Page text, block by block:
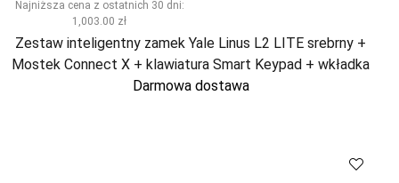
Najniższa cena z ostatnich 30 dni:
1,003.00 zł
Zestaw inteligentny zamek Yale Linus L2 LITE srebrny +
Mostek Connect X + klawiatura Smart Keypad + wkładka
Darmowa dostawa